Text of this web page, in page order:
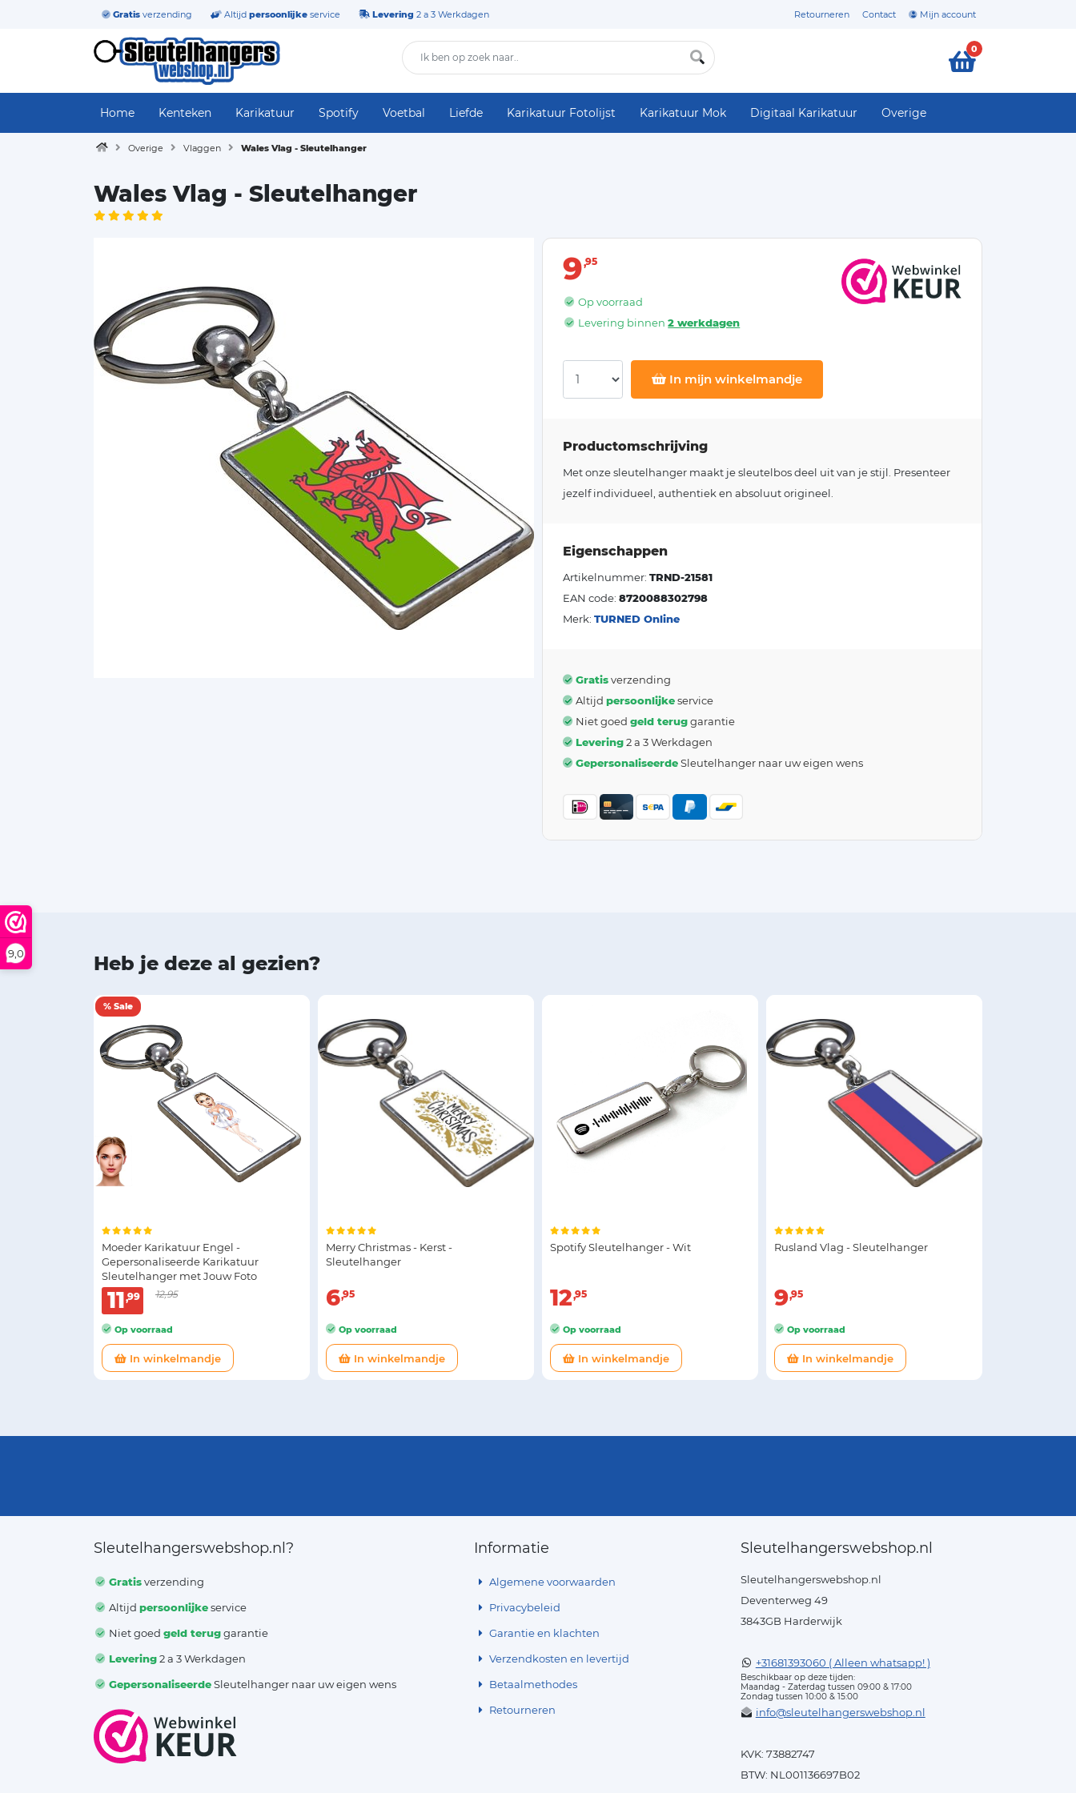
9,0
Gratis verzending Altijd persoonlijke service Levering 2 a 3 Werkdagen Retourneren Contact Mijn account
0
Home Kenteken Karikatuur Spotify Voetbal Liefde Karikatuur Fotolijst Karikatuur Mok Digitaal Karikatuur Overige
Overige Vlaggen Wales Vlag - Sleutelhanger
Wales Vlag - Sleutelhanger
9 95
Op voorraad
Levering binnen2 werkdagen
In mijn winkelmandje
Productomschrijving
Met onze sleutelhanger maakt je sleutelbos deel uit van je stijl. Presenteer
jezelf individueel, authentiek en absoluut origineel.
Eigenschappen
Artikelnummer: TRND-21581
EAN code: 8720088302798
Merk: TURNED Online
Gratisverzending
Altijd persoonlijkeservice
Niet goed geld teruggarantie
Levering2 a 3 Werkdagen
GepersonaliseerdeSleutelhanger naar uw eigen wens
Heb je deze al gezien?
% Sale
Moeder Karikatuur Engel -
Gepersonaliseerde Karikatuur
Sleutelhanger met Jouw Foto
11 99 12,95
Op voorraad
In winkelmandje
Merry Christmas - Kerst -
Sleutelhanger
6 95
Op voorraad
In winkelmandje
Spotify Sleutelhanger - Wit
12 95
Op voorraad
In winkelmandje
Rusland Vlag - Sleutelhanger
9 95
Op voorraad
In winkelmandje
Sleutelhangerswebshop.nl?
Gratisverzending
Altijdpersoonlijkeservice
Niet goedgeld teruggarantie
Levering2 a 3 Werkdagen
GepersonaliseerdeSleutelhanger naar uw eigen wens
Informatie
Algemene voorwaarden
Privacybeleid
Garantie en klachten
Verzendkosten en levertijd
Betaalmethodes
Retourneren
Sleutelhangerswebshop.nl
Sleutelhangerswebshop.nl
Deventerweg 49
3843GB Harderwijk
+31681393060 ( Alleen whatsapp! )
Beschikbaar op deze tijden:
Maandag - Zaterdag tussen 09:00 & 17:00
Zondag tussen 10:00 & 15:00
info@sleutelhangerswebshop.nl
KVK: 73882747
BTW: NL001136697B02